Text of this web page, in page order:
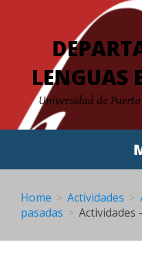
LENGUAS
Universidad de
Home Actividades
pasadas